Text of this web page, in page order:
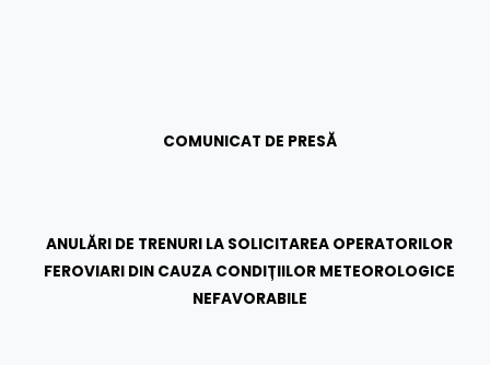
COMUNICAT DE PRESĂ
ANULĂRI DE TRENURI LA SOLICITAREA OPERATORILOR
FEROVIARI DIN CAUZA CONDIȚIILOR METEOROLOGICE
NEFAVORABILE